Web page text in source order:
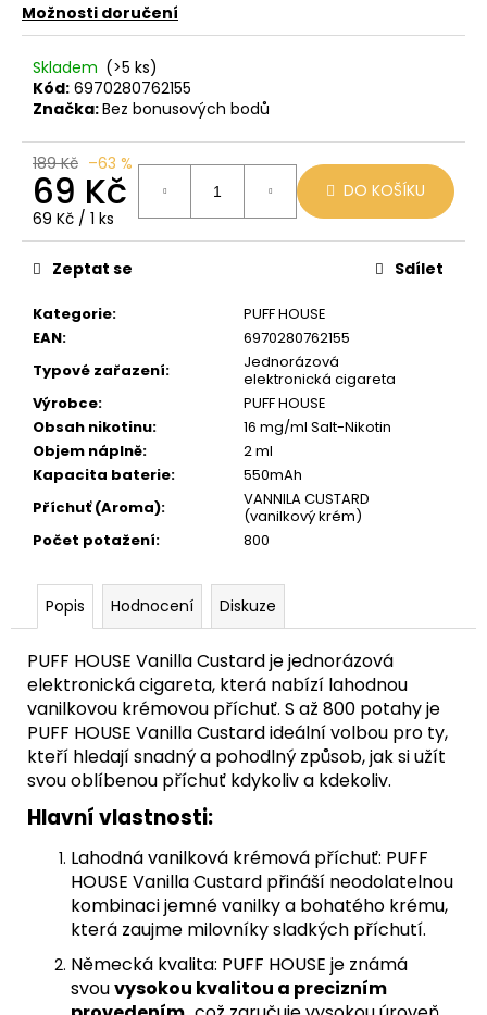
Možnosti doručení
Skladem (>5 ks)
Kód: 6970280762155
Značka:Bez bonusových bodů
189 Kč –63 %
69 Kč
Měrná
cena:
69 Kč / 1 ks
DO KOŠÍKU
Kategorie:
PUFF HOUSE
EAN:
6970280762155
Typové zařazení:
Jednorázová
elektronická cigareta
Výrobce:
PUFF HOUSE
Obsah nikotinu:
16 mg/ml Salt-Nikotin
Objem náplně:
2 ml
Kapacita baterie:
550mAh
Příchuť (Aroma):
VANNILA CUSTARD
(vanilkový krém)
Počet potažení: 800
Zeptat se Sdílet
Popis Hodnocení Diskuze
PUFF HOUSE Vanilla Custard je jednorázová
elektronická cigareta, která nabízí lahodnou
vanilkovou krémovou příchuť. S až 800 potahy je
PUFF HOUSE Vanilla Custard ideální volbou pro ty,
kteří hledají snadný a pohodlný způsob, jak si užít
svou oblíbenou příchuť kdykoliv a kdekoliv.
Hlavní vlastnosti:
Lahodná vanilková krémová příchuť: PUFF
HOUSE Vanilla Custard přináší neodolatelnou
kombinaci jemné vanilky a bohatého krému,
která zaujme milovníky sladkých příchutí.
Německá kvalita: PUFF HOUSE je známá
svouvysokou kvalitou a precizním
u
č
u
e
m
e
JDI
GRAPE
ROMIO
POD
89
Kč
Původně:
109
Kč